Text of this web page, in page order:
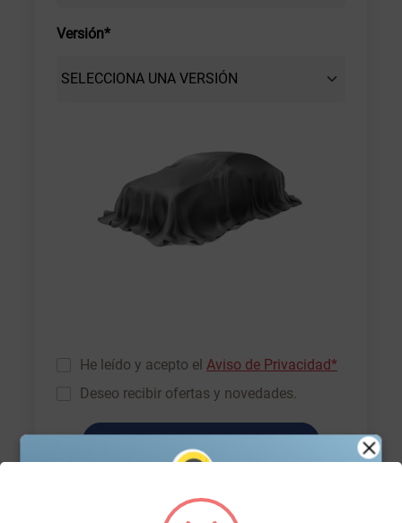
Versión*
He leído y acepto el Aviso de Privacidad*
Deseo recibir ofertas y novedades.
Cotiza ahora